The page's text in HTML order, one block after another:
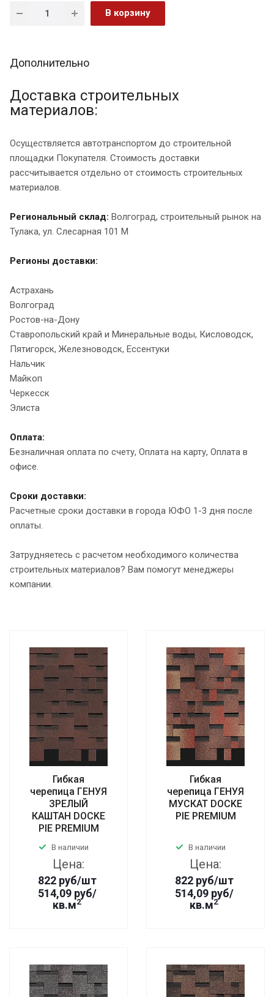
В корзину
Дополнительно
Доставка строительных
материалов:
Осуществляется автотранспортом до строительной
площадки Покупателя. Стоимость доставки
рассчитывается отдельно от стоимость строительных
материалов.
Региональный склад: Волгоград, строительный рынок на
Тулака, ул. Слесарная 101 М
Регионы доставки:
Астрахань
Волгоград
Ростов-на-Дону
Ставропольский край и Минеральные воды, Кисловодск,
Пятигорск, Железноводск, Ессентуки
Нальчик
Майкоп
Черкесск
Элиста
Оплата:
Безналичная оплата по счету, Оплата на карту, Оплата в
офисе.
Сроки доставки:
Расчетные сроки доставки в города ЮФО 1-3 дня после
оплаты.
Затрудняетесь с расчетом необходимого количества
строительных материалов? Вам помогут менеджеры
компании.
Гибкая
черепица ГЕНУЯ
ЗРЕЛЫЙ
КАШТАН DOCKE
PIE PREMIUM
В наличии
Цена:
822 руб/шт
514,09 руб/
кв.м2
Гибкая
черепица ГЕНУЯ
МУСКАТ DOCKE
PIE PREMIUM
В наличии
Цена:
822 руб/шт
514,09 руб/
кв.м2